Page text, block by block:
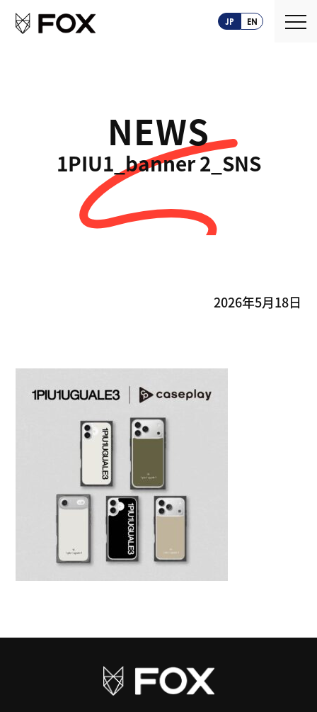
JP EN
FOXとは
創業ストーリー
Service
CASEPLAY
Company
NEWS
1PIU1_banner 2_SNS
2026年5月18日